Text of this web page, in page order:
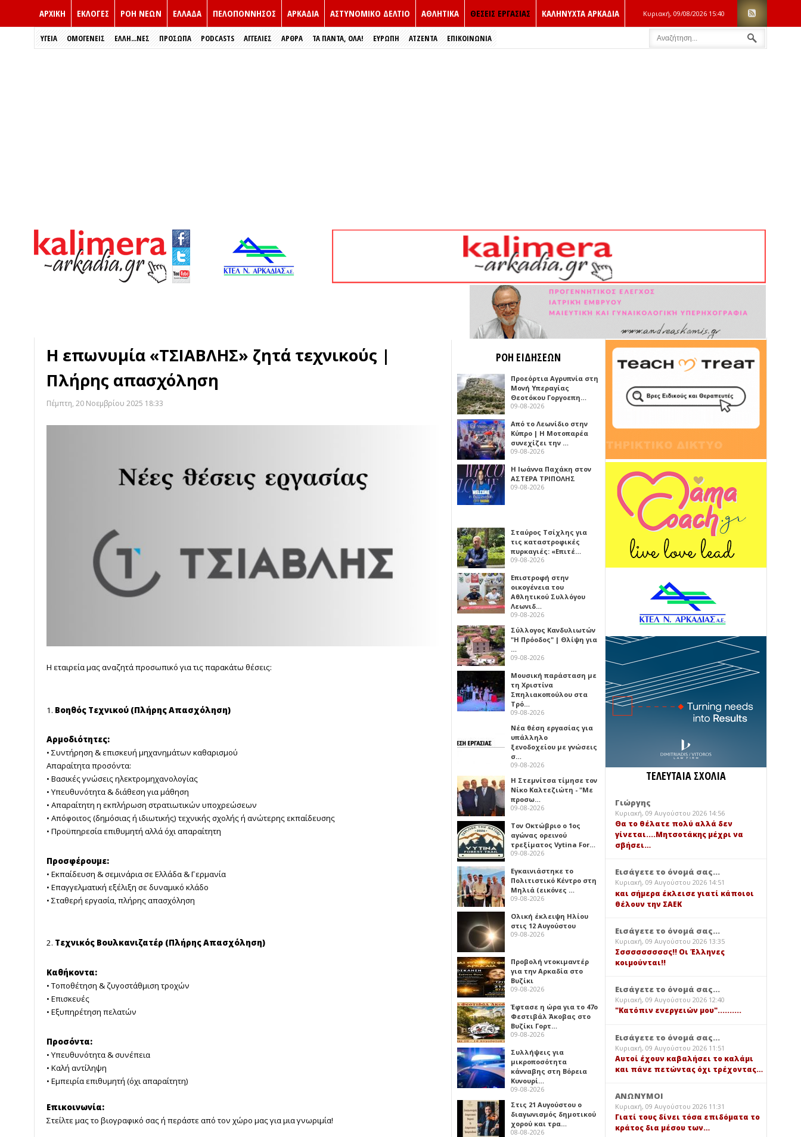
ΑΡΧΙΚΗ ΕΚΛΟΓΈΣ ΡΟΗ ΝΕΩΝ ΕΛΛΑΔΑ ΠΕΛΟΠΟΝΝΗΣΟΣ ΑΡΚΑΔΙΑ ΑΣΤΥΝΟΜΙΚΟ ΔΕΛΤΙΟ ΑΘΛΗΤΙΚΑ ΘΕΣΕΙΣ ΕΡΓΑΣΙΑΣ ΚΑΛΗΝΥΧΤΑ ΑΡΚΑΔΙΑ Κυριακή, 09/08/2026 15:40
ΥΓΕΙΑ ΟΜΟΓΕΝΕΙΣ ΈΛΛΗ...ΝΕΣ ΠΡΌΣΩΠΑ PODCASTS ΑΓΓΕΛΙΕΣ ΑΡΘΡΑ ΤΑ ΠΑΝΤΑ, ΟΛΑ! ΕΥΡΏΠΗ ΑΤΖΕΝΤΑ ΕΠΙΚΟΙΝΩΝΙΑ
Η επωνυμία «ΤΣΙΑΒΛΗΣ» ζητά τεχνικούς |
Πλήρης απασχόληση
Πέμπτη, 20 Νοεμβρίου 2025 18:33
Η εταιρεία μας αναζητά προσωπικό για τις παρακάτω θέσεις:
1. Βοηθός Τεχνικού (Πλήρης Απασχόληση)
Αρμοδιότητες:
• Συντήρηση & επισκευή μηχανημάτων καθαρισμού
Απαραίτητα προσόντα:
• Βασικές γνώσεις ηλεκτρομηχανολογίας
• Υπευθυνότητα & διάθεση για μάθηση
• Απαραίτητη η εκπλήρωση στρατιωτικών υποχρεώσεων
• Απόφοιτος (δημόσιας ή ιδιωτικής) τεχνικής σχολής ή ανώτερης εκπαίδευσης
• Προϋπηρεσία επιθυμητή αλλά όχι απαραίτητη
Προσφέρουμε:
• Εκπαίδευση & σεμινάρια σε Ελλάδα & Γερμανία
• Επαγγελματική εξέλιξη σε δυναμικό κλάδο
• Σταθερή εργασία, πλήρης απασχόληση
2. Τεχνικός Βουλκανιζατέρ (Πλήρης Απασχόληση)
Καθήκοντα:
• Τοποθέτηση & ζυγοστάθμιση τροχών
• Επισκευές
• Εξυπηρέτηση πελατών
Προσόντα:
• Υπευθυνότητα & συνέπεια
• Καλή αντίληψη
• Εμπειρία επιθυμητή (όχι απαραίτητη)
Επικοινωνία:
Στείλτε μας το βιογραφικό σας ή περάστε από τον χώρο μας για μια γνωριμία!
ΡΟΗ ΕΙΔΗΣΕΩΝ
Προεόρτια Αγρυπνία στη
Μονή Υπεραγίας
Θεοτόκου Γοργοεπη…
09-08-2026
Από το Λεωνίδιο στην
Κύπρο | Η Μοτοπαρέα
συνεχίζει την …
09-08-2026
Η Ιωάννα Παχάκη στον
ΑΣΤΕΡΑ ΤΡΙΠΟΛΗΣ
09-08-2026
Σταύρος Τσίχλης για
τις καταστροφικές
πυρκαγιές: «Επιτέ…
09-08-2026
Επιστροφή στην
οικογένεια του
Αθλητικού Συλλόγου
Λεωνιδ…
09-08-2026
Σύλλογος Κανδυλιωτών
"Η Πρόοδος" | Θλίψη για
…
09-08-2026
Μουσική παράσταση με
τη Χριστίνα
Σπηλιακοπούλου στα
Τρό…
09-08-2026
Νέα θέση εργασίας για
υπάλληλο
ξενοδοχείου με γνώσεις
σ…
09-08-2026
Η Στεμνίτσα τίμησε τον
Νίκο Καλτεζιώτη - "Με
προσω…
09-08-2026
Τον Οκτώβριο ο 1ος
αγώνας ορεινού
τρεξίματος Vytina For…
09-08-2026
Εγκαινιάστηκε το
Πολιτιστικό Κέντρο στη
Μηλιά (εικόνες …
09-08-2026
Ολική έκλειψη Ηλίου
στις 12 Αυγούστου
09-08-2026
Προβολή ντοκιμαντέρ
για την Αρκαδία στο
Βυζίκι
09-08-2026
Έφτασε η ώρα για το 47ο
Φεστιβάλ Άκοβας στο
Βυζίκι Γορτ…
09-08-2026
Συλλήψεις για
μικροποσότητα
κάνναβης στη Βόρεια
Κυνουρί…
09-08-2026
Στις 21 Αυγούστου ο
διαγωνισμός δημοτικού
χορού και τρα…
08-08-2026
ΤΕΛΕΥΤΑΙΑ ΣΧΟΛΙΑ
Γιώργης
Κυριακή, 09 Αυγούστου 2026 14:56
Θα το θέλατε πολύ αλλά δεν
γίνεται....Μητσοτάκης μέχρι να
σβήσει…
Εισάγετε το όνομά σας...
Κυριακή, 09 Αυγούστου 2026 14:51
και σήμερα έκλεισε γιατί κάποιοι
θέλουν την ΣΑΕΚ
Εισάγετε το όνομά σας...
Κυριακή, 09 Αυγούστου 2026 13:35
Σσσσσσσσσσς!! Οι Έλληνες
κοιμούνται!!
Εισάγετε το όνομά σας...
Κυριακή, 09 Αυγούστου 2026 12:40
"Κατόπιν ενεργειών μου"..........
Εισάγετε το όνομά σας...
Κυριακή, 09 Αυγούστου 2026 11:51
Αυτοί έχουν καβαλήσει το καλάμι
και πάνε πετώντας όχι τρέχοντας…
ΑΝΩΝΥΜΟΙ
Κυριακή, 09 Αυγούστου 2026 11:31
Γιατί τους δίνει τόσα επιδόματα το
κράτος δια μέσου των…